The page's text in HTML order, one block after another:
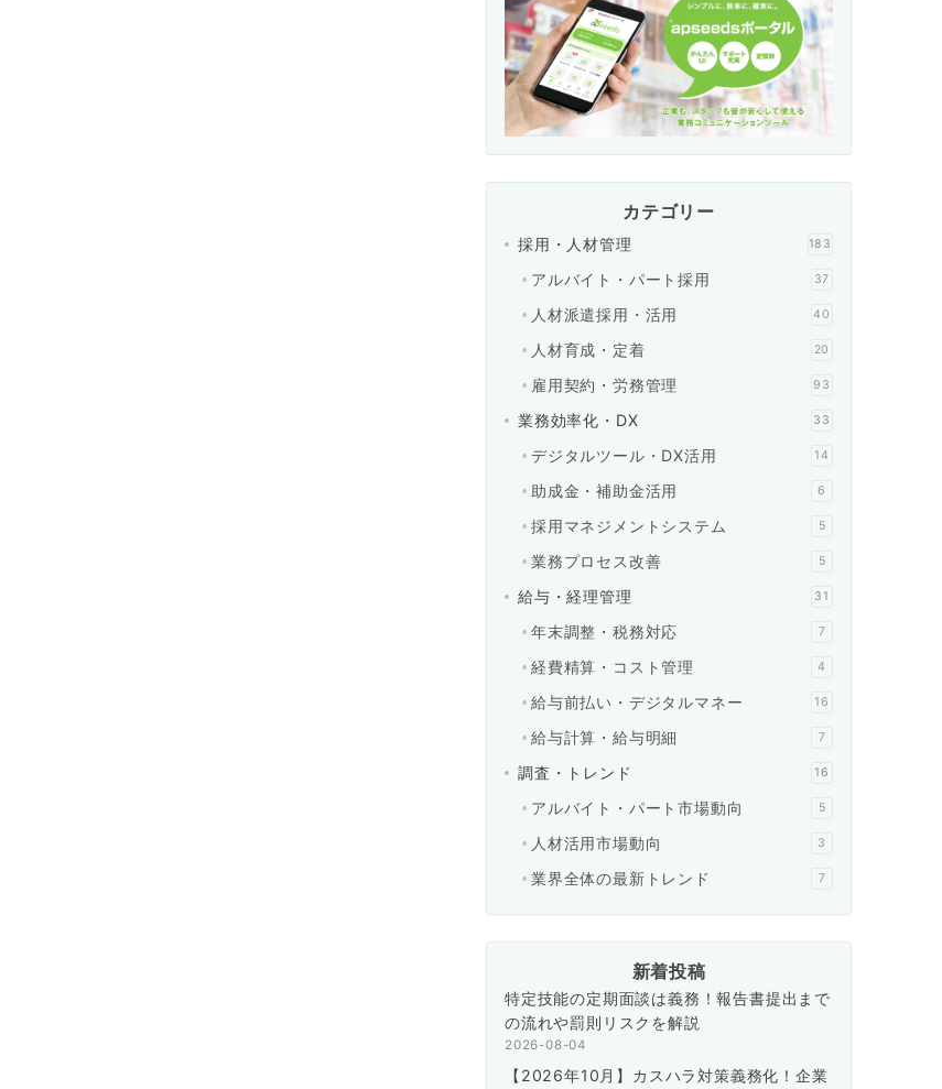
カテゴリー
採用・人材管理 183
アルバイト・パート採用 37
人材派遣採用・活用 40
人材育成・定着 20
雇用契約・労務管理 93
業務効率化・DX 33
デジタルツール・DX活用 14
助成金・補助金活用 6
採用マネジメントシステム 5
業務プロセス改善 5
給与・経理管理 31
年末調整・税務対応 7
経費精算・コスト管理 4
給与前払い・デジタルマネー 16
給与計算・給与明細 7
調査・トレンド 16
アルバイト・パート市場動向 5
人材活用市場動向 3
業界全体の最新トレンド 7
新着投稿
特定技能の定期面談は義務！報告書提出まで
の流れや罰則リスクを解説
2026-08-04
【2026年10月】カスハラ対策義務化！企業